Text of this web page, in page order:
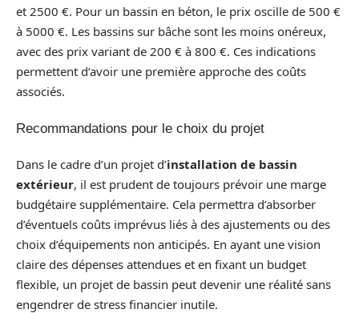
et 2500 €. Pour un bassin en béton, le prix oscille de 500 €
à 5000 €. Les bassins sur bâche sont les moins onéreux,
avec des prix variant de 200 € à 800 €. Ces indications
permettent d’avoir une première approche des coûts
associés.
Recommandations pour le choix du projet
Dans le cadre d’un projet d’installation de bassin
extérieur, il est prudent de toujours prévoir une marge
budgétaire supplémentaire. Cela permettra d’absorber
d’éventuels coûts imprévus liés à des ajustements ou des
choix d’équipements non anticipés. En ayant une vision
claire des dépenses attendues et en fixant un budget
flexible, un projet de bassin peut devenir une réalité sans
engendrer de stress financier inutile.